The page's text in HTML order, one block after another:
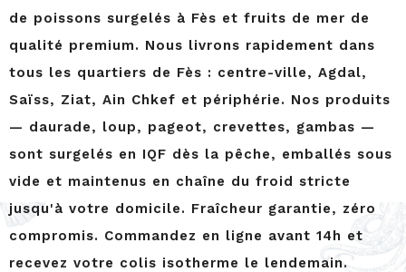
de poissons surgelés à Fès et fruits de mer de
qualité premium. Nous livrons rapidement dans
tous les quartiers de Fès : centre-ville, Agdal,
Saïss, Ziat, Ain Chkef et périphérie. Nos produits
— daurade, loup, pageot, crevettes, gambas —
sont surgelés en IQF dès la pêche, emballés sous
vide et maintenus en chaîne du froid stricte
jusqu'à votre domicile. Fraîcheur garantie, zéro
compromis. Commandez en ligne avant 14h et
recevez votre colis isotherme le lendemain.